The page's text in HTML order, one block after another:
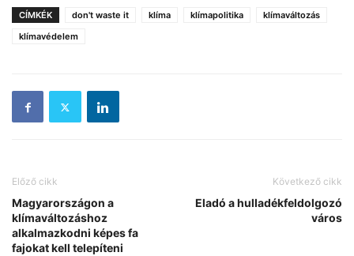
CÍMKÉK don't waste it klíma klímapolitika
klímaváltozás
klímavédelem
Előző cikk
Magyarországon a
klímaváltozáshoz
alkalmazkodni képes fa
fajokat kell telepíteni
Következő cikk
Eladó a hulladékfeldolgozó
város